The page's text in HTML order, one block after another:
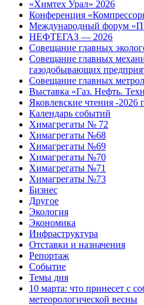
«Химтех Урал» 2026
Конференция
Международный форум
НЕФТЕГАЗ — 2026
Совещание главных
Совещание главных
газодобывающих
Совещание главных
Выставка «Газ. Нефть.
Яковлевские чтения -
Календарь событий
Химагрегаты № 72
Химагрегаты №68
Химагрегаты №69
Химагрегаты №70
Химагрегаты №71
Химагрегаты №73
Бизнес
Другое
Экология
Экономика
Инфраструктура
Отставки и назначения
Репортаж
Событие
Темы дня
10 марта: что принесет с
метеорологической весны